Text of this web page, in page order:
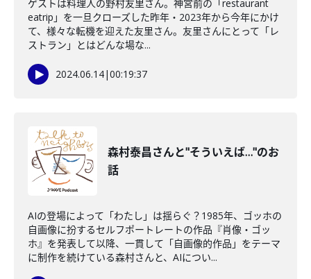
ゲストは料理人の野村友里さん。神宮前の「restaurant
eatrip」を一旦クローズした昨年・2023年から今年にかけ
て、様々な転機を迎えた友里さん。友里さんにとって「レ
ストラン」とはどんな場な...
2024.06.14|00:19:37
森村泰昌さんと"そういえば…"のお
話
AIの登場によって「わたし」は揺らぐ？1985年、ゴッホの
自画像に扮するセルフポートレートの作品『肖像・ゴッ
ホ』を発表して以降、一貫して「自画像的作品」をテーマ
に制作を続けている森村さんと、AIについ...